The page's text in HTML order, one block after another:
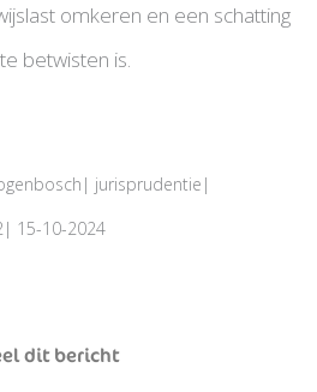
omkeren en een schatting
betwisten is.
jurisprudentie|
15-10-2024
dit bericht